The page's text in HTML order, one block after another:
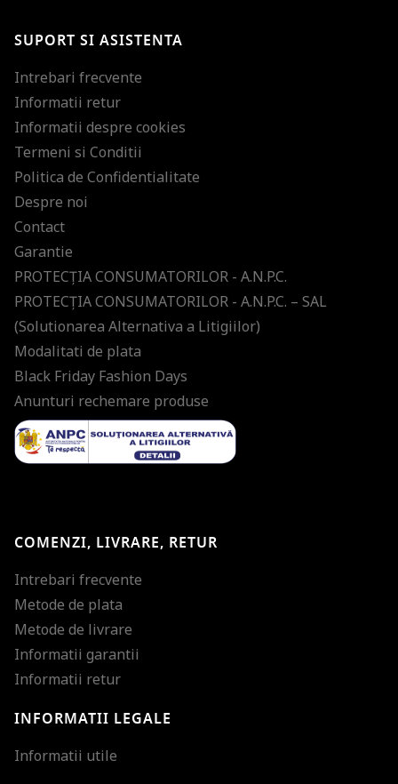
SUPORT SI ASISTENTA
Intrebari frecvente
Informatii retur
Informatii despre cookies
Termeni si Conditii
Politica de Confidentialitate
Despre noi
Contact
Garantie
PROTECŢIA CONSUMATORILOR - A.N.P.C.
PROTECŢIA CONSUMATORILOR - A.N.P.C. – SAL
(Solutionarea Alternativa a Litigiilor)
Modalitati de plata
Black Friday Fashion Days
Anunturi rechemare produse
COMENZI, LIVRARE, RETUR
Intrebari frecvente
Metode de plata
Metode de livrare
Informatii garantii
Informatii retur
INFORMATII LEGALE
Informatii utile